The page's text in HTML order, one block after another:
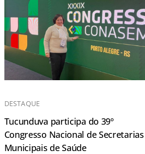
DESTAQUE
Tucunduva participa do 39º
Congresso Nacional de Secretarias
Municipais de Saúde